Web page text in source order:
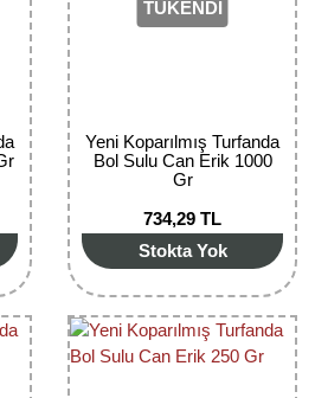
TÜKENDİ
Yeni Koparılmış Turfanda
Bol Sulu Can Erik 1000
Gr
734,29 TL
Stokta Yok